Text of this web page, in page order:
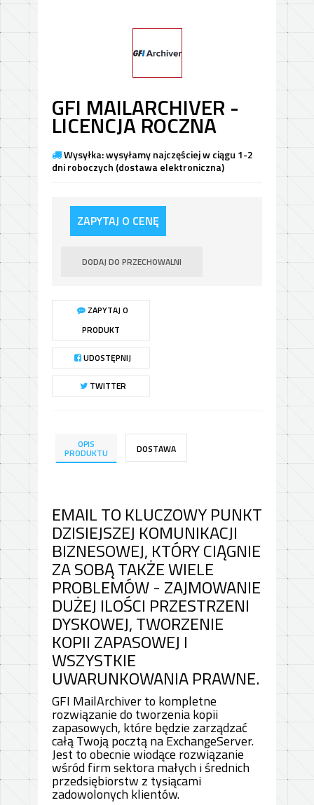
GFI MAILARCHIVER -
LICENCJA ROCZNA
Wysyłka: wysyłamy najczęściej w ciągu 1-2
dni roboczych (dostawa elektroniczna)
ZAPYTAJ O CENĘ
DODAJ DO PRZECHOWALNI
ZAPYTAJ O
PRODUKT
UDOSTĘPNIJ
TWITTER
OPIS
PRODUKTU DOSTAWA
EMAIL TO KLUCZOWY PUNKT
DZISIEJSZEJ KOMUNIKACJI
BIZNESOWEJ, KTÓRY CIĄGNIE
ZA SOBĄ TAKŻE WIELE
PROBLEMÓW - ZAJMOWANIE
DUŻEJ ILOŚCI PRZESTRZENI
DYSKOWEJ, TWORZENIE
KOPII ZAPASOWEJ I
WSZYSTKIE
UWARUNKOWANIA PRAWNE.
GFI MailArchiver to kompletne
rozwiązanie do tworzenia kopii
zapasowych, które będzie zarządzać
całą Twoją pocztą na ExchangeServer.
Jest to obecnie wiodące rozwiązanie
wśród firm sektora małych i średnich
przedsiębiorstw z tysiącami
zadowolonych klientów.